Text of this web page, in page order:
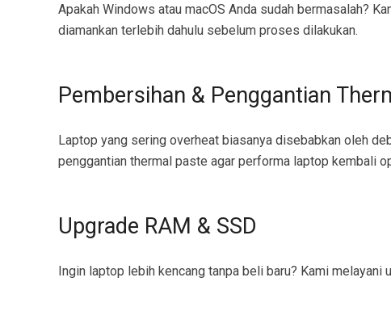
Apakah Windows atau macOS Anda sudah bermasalah?
diamankan terlebih dahulu sebelum proses dilakukan.
Pembersihan & Penggantian
Laptop yang sering overheat biasanya disebabkan oleh
penggantian thermal paste agar performa laptop kembali
Upgrade RAM & SSD
Ingin laptop lebih kencang tanpa beli baru? Kami melayani